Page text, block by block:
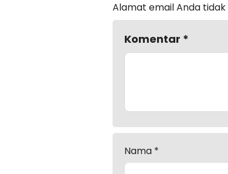
Alamat email Anda tidak
Komentar *
Nama *